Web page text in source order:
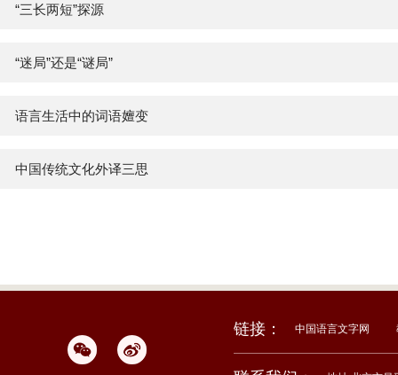
“三长两短”探源
“迷局”还是“谜局”
语言生活中的词语嬗变
中国传统文化外译三思
链接： 中国语言文字网